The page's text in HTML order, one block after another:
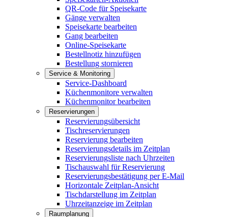
QR-Code für Speisekarte
Gänge verwalten
Speisekarte bearbeiten
Gang bearbeiten
Online-Speisekarte
Bestellnotiz hinzufügen
Bestellung stornieren
Service & Monitoring
Service-Dashboard
Küchenmonitore verwalten
Küchenmonitor bearbeiten
Reservierungen
Reservierungsübersicht
Tischreservierungen
Reservierung bearbeiten
Reservierungsdetails im Zeitplan
Reservierungsliste nach Uhrzeiten
Tischauswahl für Reservierung
Reservierungsbestätigung per E-Mail
Horizontale Zeitplan-Ansicht
Tischdarstellung im Zeitplan
Uhrzeitanzeige im Zeitplan
Raumplanung